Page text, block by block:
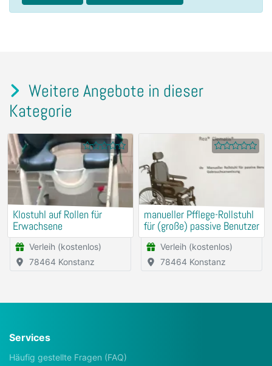
Weitere Angebote in dieser
Kategorie
Klostuhl auf Rollen für
Erwachsene
Verleih (kostenlos)
78464 Konstanz
manueller Pfflege-Rollstuhl
für (große) passive Benutzer
Verleih (kostenlos)
78464 Konstanz
Services
Häufig gestellte Fragen (FAQ)